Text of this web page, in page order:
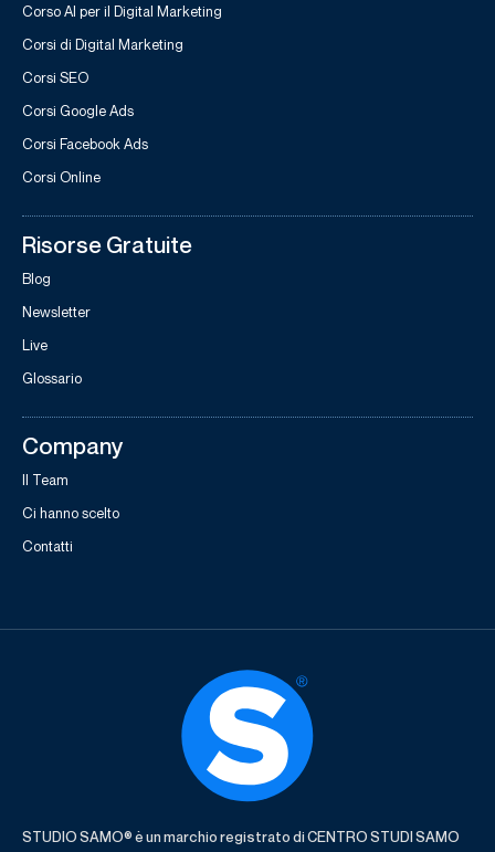
Corso AI per il Digital Marketing
Corsi di Digital Marketing
Corsi SEO
Corsi Google Ads
Corsi Facebook Ads
Corsi Online
Risorse Gratuite
Blog
Newsletter
Live
Glossario
Company
Il Team
Ci hanno scelto
Contatti
STUDIO SAMO® è un marchio registrato di CENTRO STUDI SAMO